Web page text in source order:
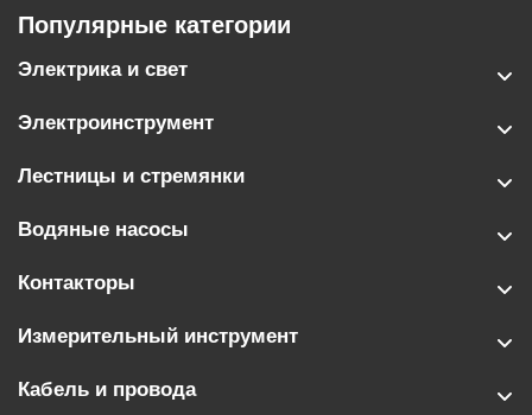
Популярные категории
Электрика и свет
Электроинструмент
Лестницы и стремянки
Водяные насосы
Контакторы
Измерительный инструмент
Кабель и провода